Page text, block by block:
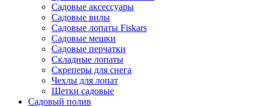
Садовые аксессуары
Садовые вилы
Садовые лопаты Fiskars
Садовые мешки
Садовые перчатки
Складные лопаты
Скреперы для снега
Чехлы для лопат
Щетки садовые
Садовый полив